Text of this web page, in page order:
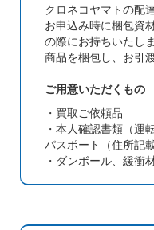
クロネコヤマトの配
お申込み時に梱包資
の際にお持ちいたしま
商品を梱包し、お引
ご用意いただくもの
・買取ご依頼品
・本人確認書類（運
パスポート（住所記
・ダンボール、緩衝